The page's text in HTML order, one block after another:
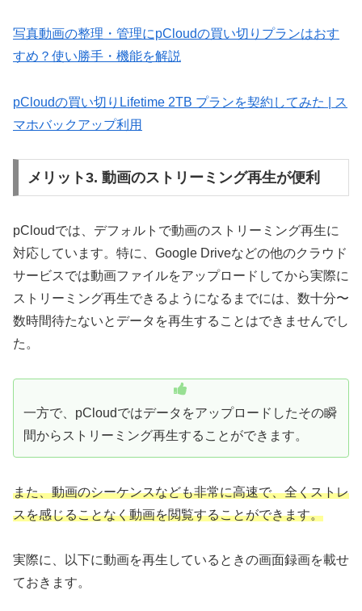
写真動画の整理・管理にpCloudの買い切りプランはおす
すめ？使い勝手・機能を解説
pCloudの買い切りLifetime 2TB プランを契約してみた | ス
マホバックアップ利用
メリット3. 動画のストリーミング再生が便利
pCloudでは、デフォルトで動画のストリーミング再生に
対応しています。特に、Google Driveなどの他のクラウド
サービスでは動画ファイルをアップロードしてから実際に
ストリーミング再生できるようになるまでには、数十分〜
数時間待たないとデータを再生することはできませんでし
た。
一方で、pCloudではデータをアップロードしたその瞬
間からストリーミング再生することができます。
また、動画のシーケンスなども非常に高速で、全くストレ
スを感じることなく動画を閲覧することができます。
実際に、以下に動画を再生しているときの画面録画を載せ
ておきます。